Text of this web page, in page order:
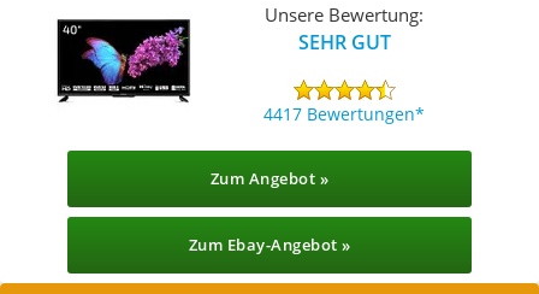
Unsere Bewertung:
SEHR GUT
4417 Bewertungen
Zum Angebot »
Zum Ebay-Angebot »